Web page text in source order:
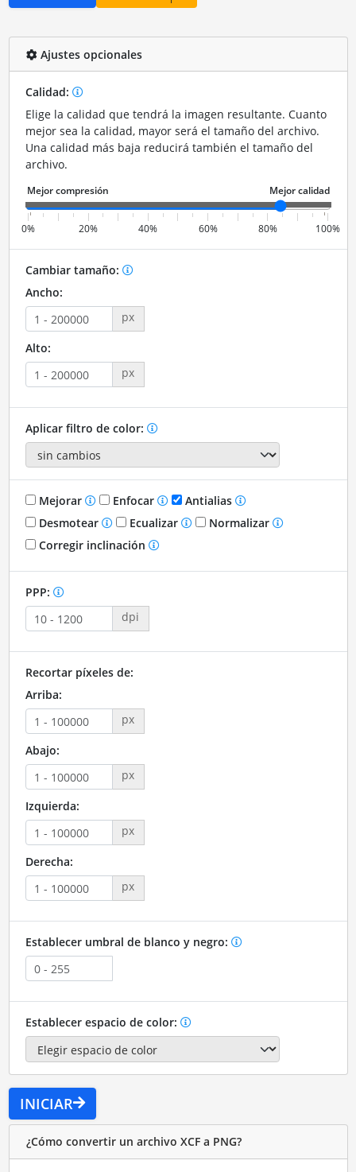
Ajustes opcionales
Calidad:
Elige la calidad que tendrá la imagen resultante. Cuanto
mejor sea la calidad, mayor será el tamaño del archivo.
Una calidad más baja reducirá también el tamaño del
archivo.
0% 20% 40% 60% 80% 100%
Cambiar tamaño:
Ancho:
px
Alto:
px
Aplicar filtro de color:
Mejorar Enfocar
Antialias
Desmotear
Ecualizar
Normalizar
Corregir inclinación
PPP:
dpi
Recortar píxeles de:
Arriba:
px
Abajo:
px
Izquierda:
px
Derecha:
px
Establecer umbral de blanco y negro:
Establecer espacio de color:
INICIAR
¿Cómo convertir un archivo XCF a PNG?